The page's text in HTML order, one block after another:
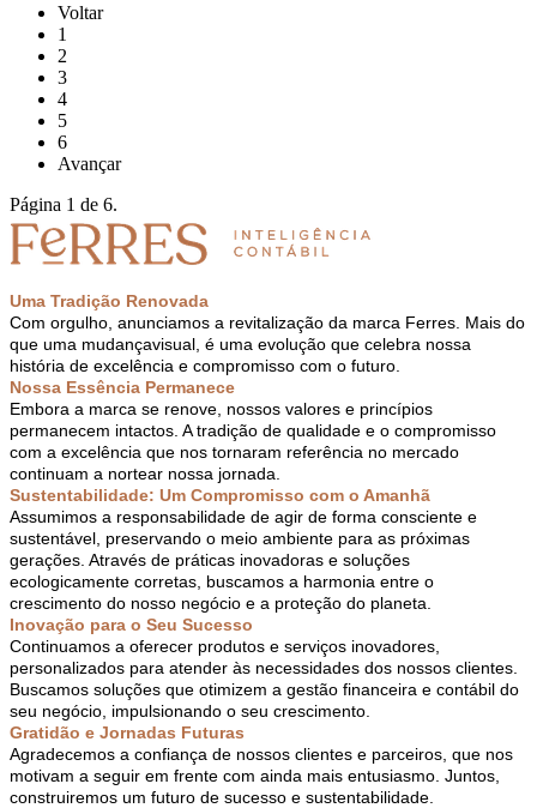
Voltar
1
2
3
4
5
6
Avançar
Página 1 de 6.
Uma Tradição Renovada
Com orgulho, anunciamos a revitalização da marca Ferres. Mais do
que uma mudançavisual, é uma evolução que celebra nossa
história de excelência e compromisso com o futuro.
Nossa Essência Permanece
Embora a marca se renove, nossos valores e princípios
permanecem intactos. A tradição de qualidade e o compromisso
com a excelência que nos tornaram referência no mercado
continuam a nortear nossa jornada.
Sustentabilidade: Um Compromisso com o Amanhã
Assumimos a responsabilidade de agir de forma consciente e
sustentável, preservando o meio ambiente para as próximas
gerações. Através de práticas inovadoras e soluções
ecologicamente corretas, buscamos a harmonia entre o
crescimento do nosso negócio e a proteção do planeta.
Inovação para o Seu Sucesso
Continuamos a oferecer produtos e serviços inovadores,
personalizados para atender às necessidades dos nossos clientes.
Buscamos soluções que otimizem a gestão financeira e contábil do
seu negócio, impulsionando o seu crescimento.
Gratidão e Jornadas Futuras
Agradecemos a confiança de nossos clientes e parceiros, que nos
motivam a seguir em frente com ainda mais entusiasmo. Juntos,
construiremos um futuro de sucesso e sustentabilidade.